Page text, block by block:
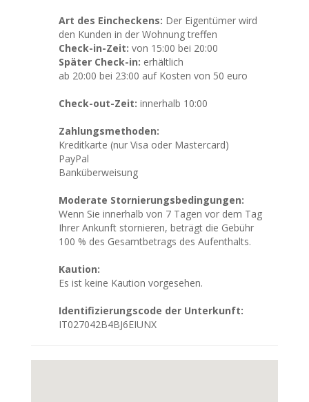
Art des Eincheckens: Der Eigentümer wird
den Kunden in der Wohnung treffen
Check-in-Zeit: von 15:00 bei 20:00
Später Check-in: erhältlich
ab 20:00 bei 23:00 auf Kosten von 50 euro
Check-out-Zeit: innerhalb 10:00
Zahlungsmethoden:
Kreditkarte (nur Visa oder Mastercard)
PayPal
Banküberweisung
Moderate Stornierungsbedingungen:
Wenn Sie innerhalb von 7 Tagen vor dem Tag
Ihrer Ankunft stornieren, beträgt die Gebühr
100 % des Gesamtbetrags des Aufenthalts.
Kaution:
Es ist keine Kaution vorgesehen.
Identifizierungscode der Unterkunft:
IT027042B4BJ6EIUNX